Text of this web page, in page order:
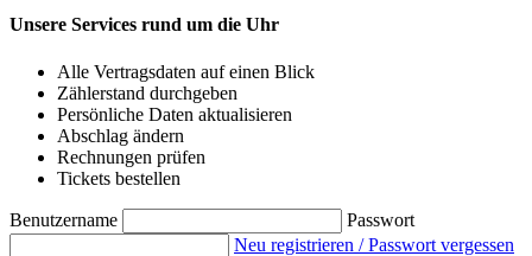
Unsere Services rund um die Uhr
Alle Vertragsdaten auf einen Blick
Zählerstand durchgeben
Persönliche Daten aktualisieren
Abschlag ändern
Rechnungen prüfen
Tickets bestellen
Benutzername
Passwort
Neu registrieren / Passwort vergessen